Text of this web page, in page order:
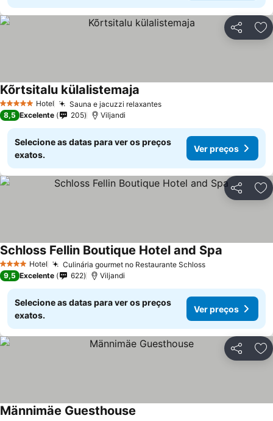
Partilhar
5 Estrelas Hotel Sauna e jacuzzi relaxantes
Kõrtsitalu külalistemaja
8,5 Excelente 205 Viljandi
Selecione as datas para ver os preços
exatos.
Ver preços
Partilhar
4 EstrelasHotel Culinária gourmet no Restaurante Schloss
Schloss Fellin Boutique Hotel and Spa
9,5 Excelente 622 Viljandi
Selecione as datas para ver os preços
exatos.
Ver preços
Partilhar
Männimäe Guesthouse